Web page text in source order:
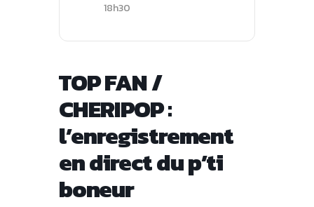
18h30
TOP FAN /
CHERIPOP :
l’enregistrement
en direct du p’ti
boneur